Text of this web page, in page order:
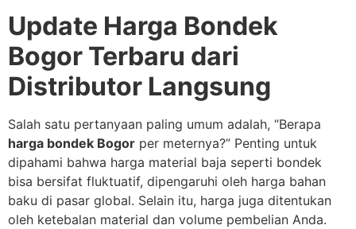
Update Harga Bondek
Bogor Terbaru dari
Distributor Langsung
Salah satu pertanyaan paling umum adalah, “Berapa
harga bondek Bogor per meternya?” Penting untuk
dipahami bahwa harga material baja seperti bondek
bisa bersifat fluktuatif, dipengaruhi oleh harga bahan
baku di pasar global. Selain itu, harga juga ditentukan
oleh ketebalan material dan volume pembelian Anda.